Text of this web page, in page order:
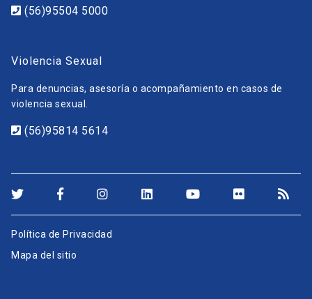
(56)95504 5000
Violencia Sexual
Para denuncias, asesoría o acompañamiento en casos de
violencia sexual.
(56)95814 5614
Política de Privacidad
Mapa del sitio